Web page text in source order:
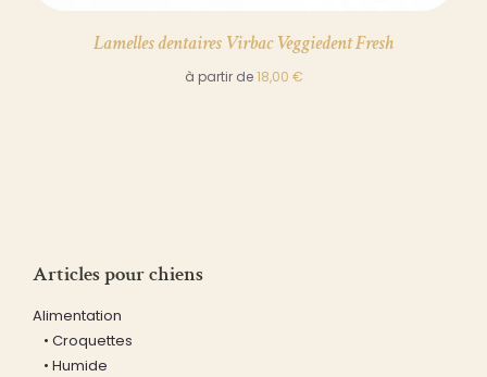
Lamelles dentaires Virbac Veggiedent Fresh
à partir de18,00 €
Articles pour chiens
Alimentation
• Croquettes
• Humide